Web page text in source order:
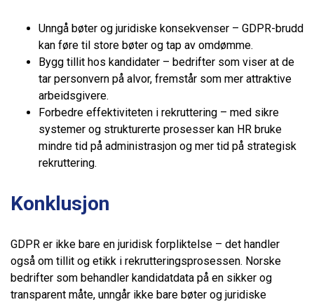
Unngå bøter og juridiske konsekvenser – GDPR-brudd
kan føre til store bøter og tap av omdømme.
Bygg tillit hos kandidater – bedrifter som viser at de
tar personvern på alvor, fremstår som mer attraktive
arbeidsgivere.
Forbedre effektiviteten i rekruttering – med sikre
systemer og strukturerte prosesser kan HR bruke
mindre tid på administrasjon og mer tid på strategisk
rekruttering.
Konklusjon
GDPR er ikke bare en juridisk forpliktelse – det handler
også om tillit og etikk i rekrutteringsprosessen. Norske
bedrifter som behandler kandidatdata på en sikker og
transparent måte, unngår ikke bare bøter og juridiske